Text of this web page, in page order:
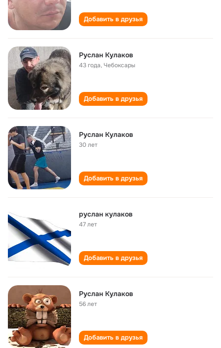
Добавить в друзья
Руслан Кулаков
43 года,Чебоксары
Добавить в друзья
Руслан Кулаков
30 лет
Добавить в друзья
руслан кулаков
47 лет
Добавить в друзья
Руслан Кулаков
56 лет
Добавить в друзья